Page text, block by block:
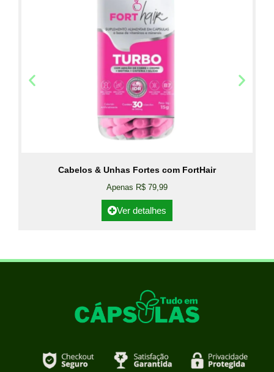
Cabelos & Unhas Fortes com FortHair
Apenas R$ 79,99
Ver detalhes